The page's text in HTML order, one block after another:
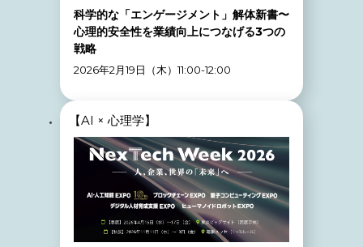
科学的な「エンゲージメント」解体新書〜
心理的安全性を業績向上につなげる3つの
戦略
2026年2月19日（木）11:00-12:00
【AI × 心理学】